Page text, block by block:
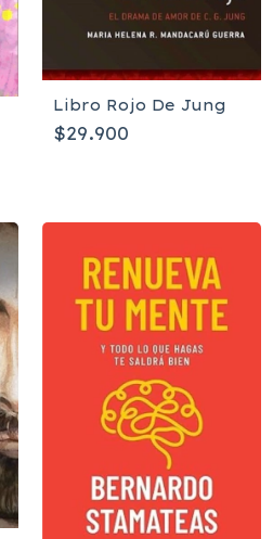
Libro Rojo De Jung
$29.900